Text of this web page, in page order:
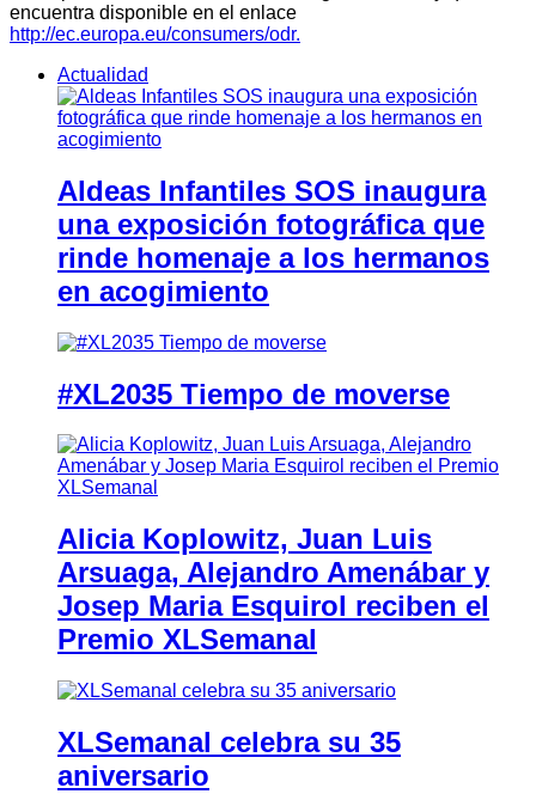
encuentra disponible en el enlace
http://ec.europa.eu/consumers/odr.
Actualidad
Aldeas Infantiles SOS inaugura
una exposición fotográfica que
rinde homenaje a los hermanos
en acogimiento
#XL2035 Tiempo de moverse
Alicia Koplowitz, Juan Luis
Arsuaga, Alejandro Amenábar y
Josep Maria Esquirol reciben el
Premio XLSemanal
XLSemanal celebra su 35
aniversario